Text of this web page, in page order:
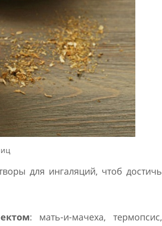
для ингаляций, чтоб достичь
: мать-и-мачеха, термопсис,